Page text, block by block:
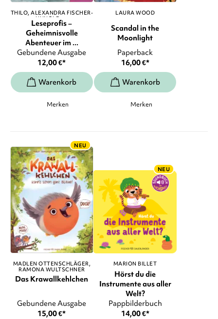
THILO ALEXANDRA FISCHER-
HUNOLD, ...
Leseprofis –
Geheimnisvolle
Abenteuer im ...
Gebundene Ausgabe
12,00€*
Merken
LAURA WOOD
Scandal in the
Moonlight
Paperback
16,00€*
Merken
NEU
MADLEN OTTENSCHLÄGER
RAMONA WULTSCHNER
Das Krawallkehlchen
Gebundene Ausgabe
15,00€*
NEU
MARION BILLET
Hörst du die
Instrumente aus aller
Welt?
Pappbilderbuch
14,00€*